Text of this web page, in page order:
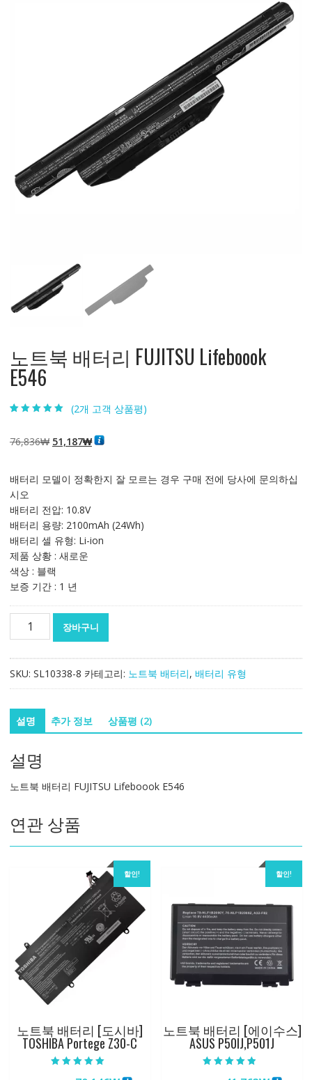
노트북 배터리 FUJITSU Lifeboook
E546
5점 만점에점
으로 평가됨
(2개 고객 상품평)
76,836₩ 원
격:
51,187₩현
격:
배터리 모델이 정확한지 잘 모르는 경우 구매 전에 당사에 문의하십
시오
배터리 전압: 10.8V
배터리 용량: 2100mAh (24Wh)
배터리 셀 유형: Li-ion
제품 상황 : 새로운
색상 : 블랙
보증 기간 : 1 년
터
FUJITSU
Lifeboook
수
장바구니
SKU: SL10338-8 카테고리: 노트북 배터리, 배터리 유형
설명 추가 정보 상품평 (2)
설명
노트북 배터리 FUJITSU Lifeboook E546
연관 상품
할인!
노트북 배터리 [도시바]
TOSHIBA Portege Z30-C
할인!
노트북 배터리 [에이수스]
ASUS P50IJ,P501J